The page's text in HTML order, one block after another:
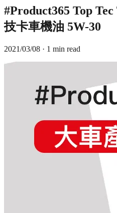
#Product365 Top
技卡車機油 5W-30
2021/03/08 · 1 min read